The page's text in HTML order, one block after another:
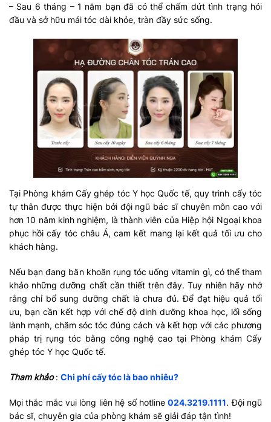
– Sau 6 tháng – 1 năm bạn đã có thể chấm dứt tình trạng hói
đầu và sở hữu mái tóc dài khỏe, tràn đầy sức sống.
Tại Phòng khám Cấy ghép tóc Y học Quốc tế, quy trình cấy tóc
tự thân được thực hiện bởi đội ngũ bác sĩ chuyên môn cao với
hơn 10 năm kinh nghiệm, là thành viên của Hiệp hội Ngoại khoa
phục hồi cấy tóc châu Á, cam kết mang lại kết quả tối ưu cho
khách hàng.
Nếu bạn đang băn khoăn rụng tóc uống vitamin gì, có thể tham
khảo những dưỡng chất cần thiết trên đây. Tuy nhiên hãy nhớ
rằng chỉ bổ sung dưỡng chất là chưa đủ. Để đạt hiệu quả tối
ưu, bạn cần kết hợp với chế độ dinh dưỡng khoa học, lối sống
lành mạnh, chăm sóc tóc đúng cách và kết hợp với các phương
pháp trị rụng tóc bằng công nghệ cao tại Phòng khám Cấy
ghép tóc Y học Quốc tế.
Tham khảo: Chi phí cấy tóc là bao nhiêu?
Mọi thắc mắc vui lòng liên hệ số hotline024.3219.1111. Đội ngũ
bác sĩ, chuyên gia của phòng khám sẽ giải đáp tận tình!